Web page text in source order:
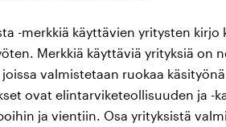
-merkkiä käyttävien yritysten
Merkkiä käyttäviä yrityksiä on
valmistetaan ruokaa
ovat elintarviketeollisuuden ja -
ja vientiin. Osa yrityksistä